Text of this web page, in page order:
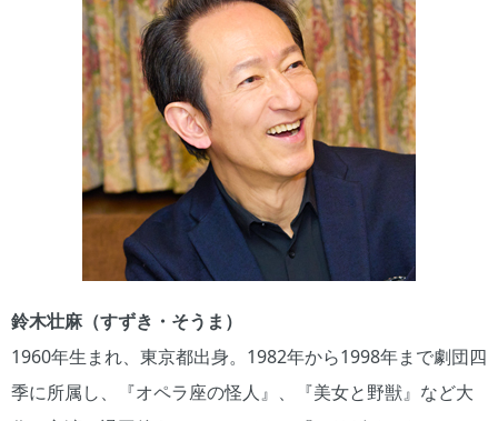
鈴木壮麻（すずき・そうま）
1960年生まれ、東京都出身。1982年から1998年まで劇団四
季に所属し、『オペラ座の怪人』、『美女と野獣』など大